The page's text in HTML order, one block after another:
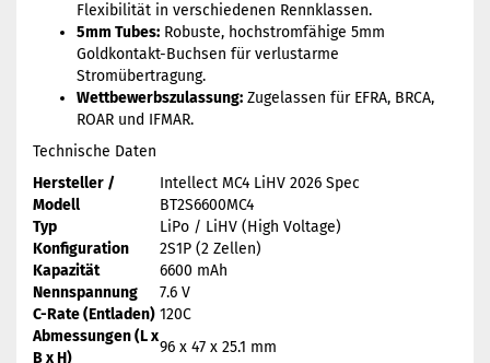
Flexibilität in verschiedenen Rennklassen.
5mm Tubes: Robuste, hochstromfähige 5mm
Goldkontakt-Buchsen für verlustarme
Stromübertragung.
Wettbewerbszulassung: Zugelassen für EFRA, BRCA,
ROAR und IFMAR.
Technische Daten
Hersteller /
Modell
Intellect MC4 LiHV 2026 Spec
BT2S6600MC4
Typ
LiPo / LiHV (High Voltage)
Konfiguration
2S1P (2 Zellen)
Kapazität
6600 mAh
Nennspannung
7.6 V
C-Rate (Entladen) 120C
Abmessungen (L x
B x H)
96 x 47 x 25.1 mm